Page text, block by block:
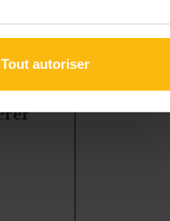
Tout autoriser